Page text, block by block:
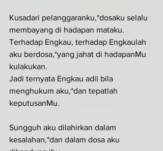
Kusadari pelanggaranku,*dosaku selalu
membayang di hadapan mataku.
Terhadap Engkau, terhadap Engkaulah
aku berdosa,*yang jahat di hadapanMu
kulakukan.
Jadi ternyata Engkau adil bila
menghukum aku,*dan tepatlah
keputusanMu.
Sungguh aku dilahirkan dalam
kesalahan,*dan dalam dosa aku